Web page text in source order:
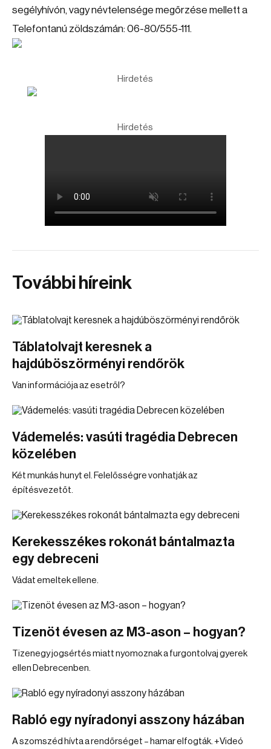
segélyhívón, vagy névtelensége megőrzése mellett a
Telefontanú zöldszámán: 06-80/555-111.
Hirdetés
Hirdetés
További híreink
Táblatolvajt keresnek a
hajdúböszörményi rendőrök
Van információja az esetről?
Vádemelés: vasúti tragédia Debrecen
közelében
Két munkás hunyt el. Felelősségre vonhatják az
építésvezetőt.
Kerekesszékes rokonát bántalmazta
egy debreceni
Vádat emeltek ellene.
Tizenöt évesen az M3-ason – hogyan?
Tizenegy jogsértés miatt nyomoznak a furgontolvaj gyerek
ellen Debrecenben.
Rabló egy nyíradonyi asszony házában
A szomszéd hívta a rendőrséget – hamar elfogták. +Videó